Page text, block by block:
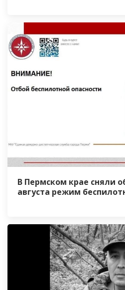
В Пермском крае сняли
августа режим